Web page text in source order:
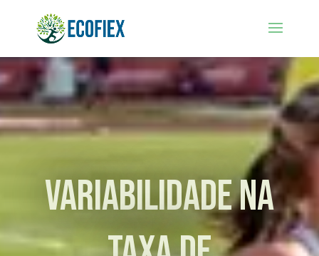
Variabilidade na